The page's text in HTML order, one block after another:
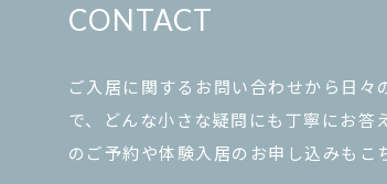
CONTACT
ご入居に関するお問い合わせから日々
で、どんな小さな疑問にも丁寧にお答
のご予約や体験入居のお申し込みもこ